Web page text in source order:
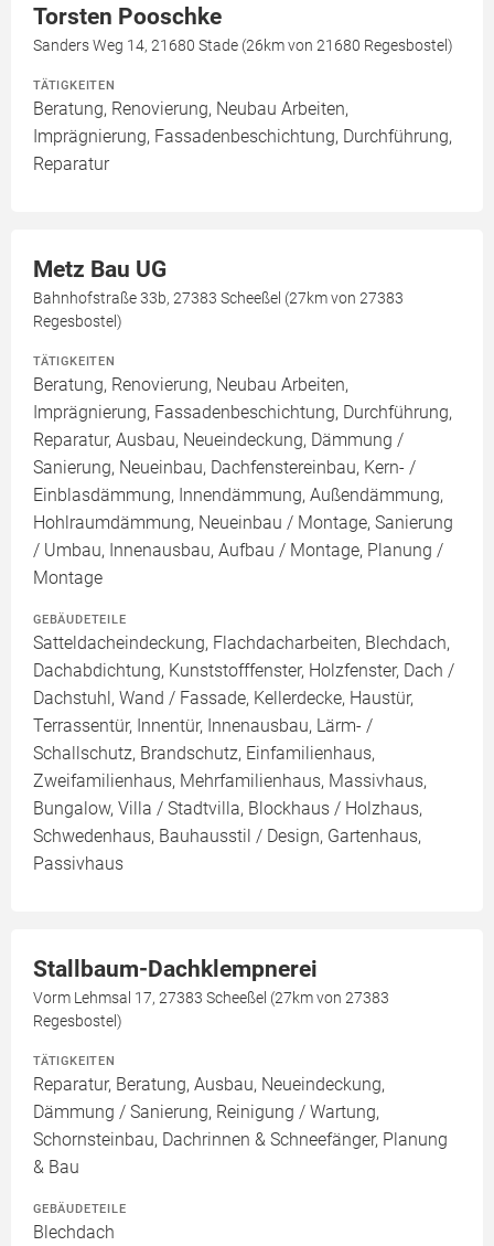
Torsten Pooschke
Sanders Weg 14, 21680 Stade (26km von 21680 Regesbostel)
TÄTIGKEITEN
Beratung, Renovierung, Neubau Arbeiten,
Imprägnierung, Fassadenbeschichtung, Durchführung,
Reparatur
Metz Bau UG
Bahnhofstraße 33b, 27383 Scheeßel (27km von 27383
Regesbostel)
TÄTIGKEITEN
Beratung, Renovierung, Neubau Arbeiten,
Imprägnierung, Fassadenbeschichtung, Durchführung,
Reparatur, Ausbau, Neueindeckung, Dämmung /
Sanierung, Neueinbau, Dachfenstereinbau, Kern- /
Einblasdämmung, Innendämmung, Außendämmung,
Hohlraumdämmung, Neueinbau / Montage, Sanierung
/ Umbau, Innenausbau, Aufbau / Montage, Planung /
Montage
GEBÄUDETEILE
Satteldacheindeckung, Flachdacharbeiten, Blechdach,
Dachabdichtung, Kunststofffenster, Holzfenster, Dach /
Dachstuhl, Wand / Fassade, Kellerdecke, Haustür,
Terrassentür, Innentür, Innenausbau, Lärm- /
Schallschutz, Brandschutz, Einfamilienhaus,
Zweifamilienhaus, Mehrfamilienhaus, Massivhaus,
Bungalow, Villa / Stadtvilla, Blockhaus / Holzhaus,
Schwedenhaus, Bauhausstil / Design, Gartenhaus,
Passivhaus
Stallbaum-Dachklempnerei
Vorm Lehmsal 17, 27383 Scheeßel (27km von 27383
Regesbostel)
TÄTIGKEITEN
Reparatur, Beratung, Ausbau, Neueindeckung,
Dämmung / Sanierung, Reinigung / Wartung,
Schornsteinbau, Dachrinnen & Schneefänger, Planung
& Bau
GEBÄUDETEILE
Blechdach